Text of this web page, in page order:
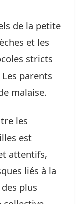
de la petite
et les
stricts
parents
malaise.
les
est
attentifs,
liés à la
plus